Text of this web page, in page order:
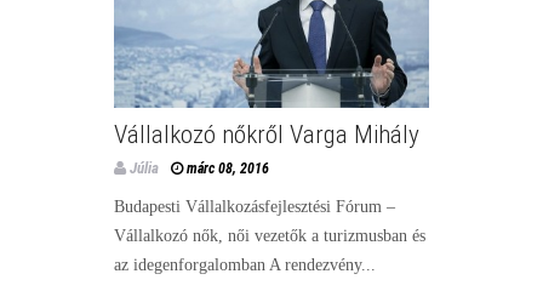
Vállalkozó nőkről Varga Mihály
Júlia márc 08, 2016
Budapesti Vállalkozásfejlesztési Fórum –
Vállalkozó nők, női vezetők a turizmusban és
az idegenforgalomban A rendezvény...